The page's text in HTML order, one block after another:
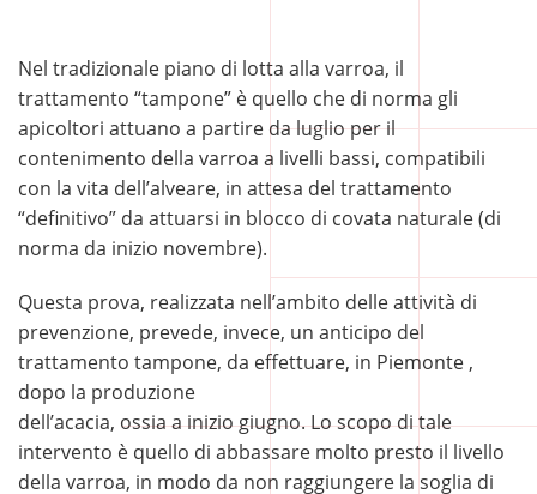
Nel tradizionale piano di lotta alla varroa, il
trattamento “tampone” è quello che di norma gli
apicoltori attuano a partire da luglio per il
contenimento della varroa a livelli bassi, compatibili
con la vita dell’alveare, in attesa del trattamento
“definitivo” da attuarsi in blocco di covata naturale (di
norma da inizio novembre).
Questa prova, realizzata nell’ambito delle attività di
prevenzione, prevede, invece, un anticipo del
trattamento tampone, da effettuare, in Piemonte ,
dopo la produzione
dell’acacia, ossia a inizio giugno. Lo scopo di tale
intervento è quello di abbassare molto presto il livello
della varroa, in modo da non raggiungere la soglia di